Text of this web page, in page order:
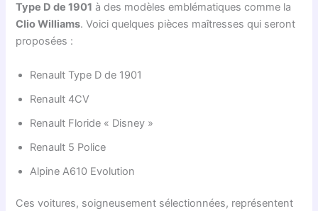
Type D de 1901 à des modèles emblématiques comme la
Clio Williams. Voici quelques pièces maîtresses qui seront
proposées :
Renault Type D de 1901
Renault 4CV
Renault Floride « Disney »
Renault 5 Police
Alpine A610 Evolution
Ces voitures, soigneusement sélectionnées, représentent